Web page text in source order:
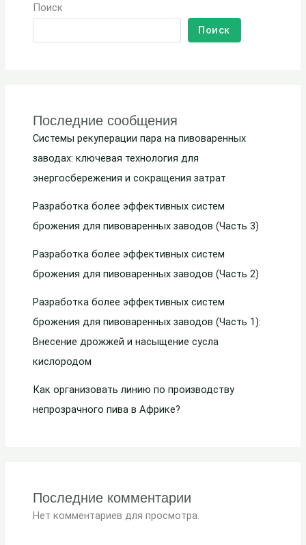
Поиск
Поиск
Последние сообщения
Системы рекуперации пара на пивоваренных
заводах: ключевая технология для
энергосбережения и сокращения затрат
Разработка более эффективных систем
брожения для пивоваренных заводов (Часть 3)
Разработка более эффективных систем
брожения для пивоваренных заводов (Часть 2)
Разработка более эффективных систем
брожения для пивоваренных заводов (Часть 1):
Внесение дрожжей и насыщение сусла
кислородом
Как организовать линию по производству
непрозрачного пива в Африке?
Последние комментарии
Нет комментариев для просмотра.